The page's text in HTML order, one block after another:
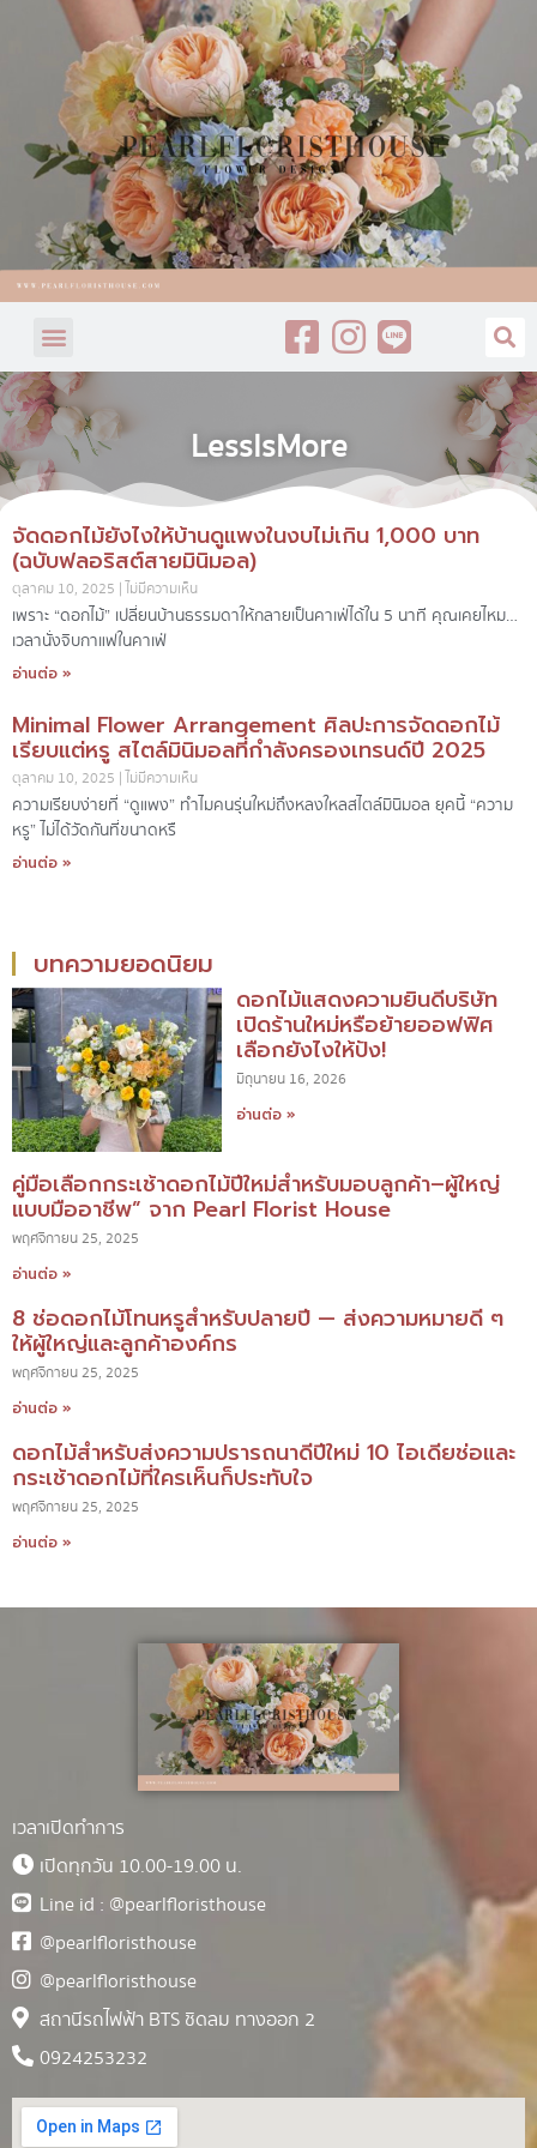
LessIsMore
จัดดอกไม้ยังไงให้บ้านดูแพงในงบไม่เกิน 1,000 บาท
(ฉบับฟลอริสต์สายมินิมอล)
ตุลาคม 10, 2025 ไม่มีความเห็น
เพราะ “ดอกไม้” เปลี่ยนบ้านธรรมดาให้กลายเป็นคาเฟ่ได้ใน 5 นาที คุณเคยไหม…
เวลานั่งจิบกาแฟในคาเฟ่
อ่านต่อ »
Minimal Flower Arrangement ศิลปะการจัดดอกไม้
เรียบแต่หรู สไตล์มินิมอลที่กำลังครองเทรนด์ปี 2025
ตุลาคม 10, 2025 ไม่มีความเห็น
ความเรียบง่ายที่ “ดูแพง” ทำไมคนรุ่นใหม่ถึงหลงใหลสไตล์มินิมอล ยุคนี้ “ความ
หรู” ไม่ได้วัดกันที่ขนาดหรื
อ่านต่อ »
บทความยอดนิยม
ดอกไม้แสดงความยินดีบริษัท
เปิดร้านใหม่หรือย้ายออฟฟิศ
เลือกยังไงให้ปัง!
มิถุนายน 16, 2026
อ่านต่อ »
คู่มือเลือกกระเช้าดอกไม้ปีใหม่สำหรับมอบลูกค้า–ผู้ใหญ่
แบบมืออาชีพ” จาก Pearl Florist House
พฤศจิกายน 25, 2025
อ่านต่อ »
8 ช่อดอกไม้โทนหรูสำหรับปลายปี — ส่งความหมายดี ๆ
ให้ผู้ใหญ่และลูกค้าองค์กร
พฤศจิกายน 25, 2025
อ่านต่อ »
ดอกไม้สำหรับส่งความปรารถนาดีปีใหม่ 10 ไอเดียช่อและ
กระเช้าดอกไม้ที่ใครเห็นก็ประทับใจ
พฤศจิกายน 25, 2025
อ่านต่อ »
เวลาเปิดทำการ
เปิดทุกวัน 10.00-19.00 น.
Line id : @pearlfloristhouse
@pearlfloristhouse
@pearlfloristhouse
สถานีรถไฟฟ้า BTS ชิดลม ทางออก 2
0924253232